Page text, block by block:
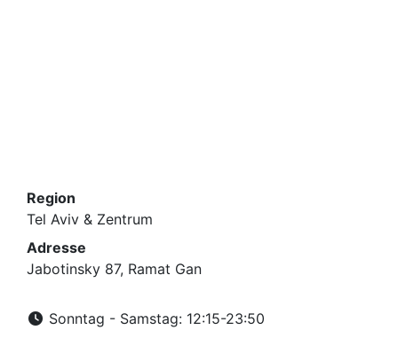
Region
Tel Aviv & Zentrum
Adresse
Jabotinsky 87, Ramat Gan
Sonntag - Samstag: 12:15-23:50